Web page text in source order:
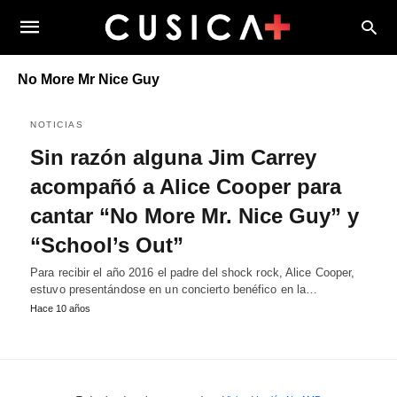
No More Mr Nice Guy
NOTICIAS
Sin razón alguna Jim Carrey
acompañó a Alice Cooper para
cantar “No More Mr. Nice Guy” y
“School’s Out”
Para recibir el año 2016 el padre del shock rock, Alice Cooper,
estuvo presentándose en un concierto benéfico en la…
Hace 10 años